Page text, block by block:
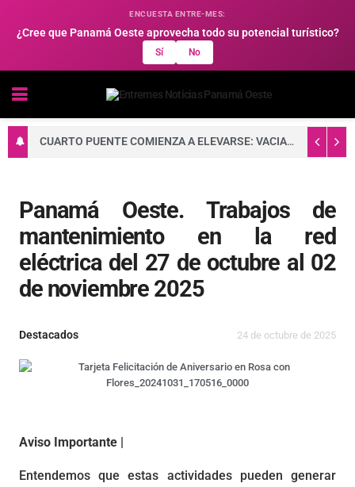
ENCUESTA ENTRE-MES:
¿Cree que Panamá Oeste aprovecha todo su potencial turístico?
Sí No
CUARTO PUENTE COMIENZA A ELEVARSE: VACIADO DE CONCRETO FORTALECE LA BASE DE UNA DE SUS TORRES PRINCIPALES
Panamá Oeste. Trabajos de
mantenimiento en la red
eléctrica del 27 de octubre al 02
de noviembre 2025
Destacados 24 de octubre de 2025
Aviso Importante |
Entendemos que estas actividades pueden generar